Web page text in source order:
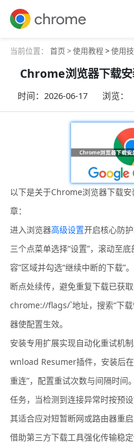
当前位置： 首页 >使用教程>使用
Chrome浏览器下载
时间：2026-06-17 浏览：
以下是关于Chrome浏览器下载
章：
进入浏览器高级设置开启核心防
三个点菜单选择“设置”，滚动至
容”区域并勾选“继续中断的下载”
断点处续传，避免重复下载已获
chrome://flags/`地址，搜索“下
器使配置生效。
安装专用扩展实现自动化重试机
wnload Resumer插件，安装后
重连”，配置重试次数与间隔时间
任务，当检测到连接异常时按预
其适合应对短暂断网或路由器重启
借助第三方下载工具强化传输稳